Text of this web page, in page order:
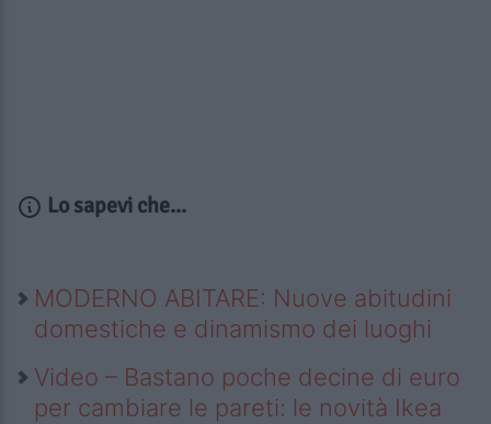
Lo sapevi che...
MODERNO ABITARE: Nuove abitudini
domestiche e dinamismo dei luoghi
Video – Bastano poche decine di euro
per cambiare le pareti: le novità Ikea